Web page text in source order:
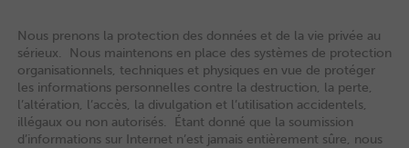
Nous prenons la protection des données et de la vie privée au
sérieux. Nous maintenons en place des systèmes de protection
organisationnels, techniques et physiques en vue de protéger
les informations personnelles contre la destruction, la perte,
l’altération, l’accès, la divulgation et l’utilisation accidentels,
illégaux ou non autorisés. Étant donné que la soumission
d’informations sur Internet n’est jamais entièrement sûre, nous